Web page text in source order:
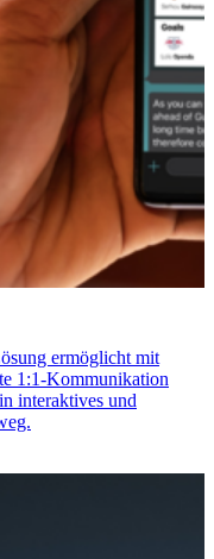
ermöglicht mit
1:1-Kommunikation
interaktives und